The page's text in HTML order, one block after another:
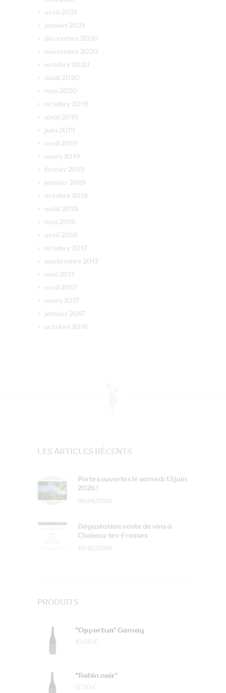
avril 2021
janvier 2021
décembre 2020
novembre 2020
octobre 2020
août 2020
mai 2020
octobre 2019
août 2019
juin 2019
avril 2019
mars 2019
février 2019
janvier 2019
octobre 2018
août 2018
mai 2018
avril 2018
octobre 2017
septembre 2017
mai 2017
avril 2017
mars 2017
janvier 2017
octobre 2016
LES ARTICLES RÉCENTS
Portes ouvertes le samedi 13 juin
2026 !
06/06/2026
Dégustation vente de vins à
Chainaz-les-Frasses
20/05/2026
PRODUITS
"Opportun" Gamay
10.60 €
"Robin noir"
17.50 €